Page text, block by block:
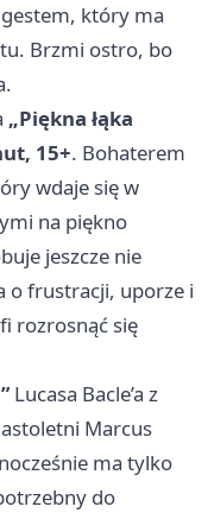
który ma
Brzmi ostro, bo
„Piękna łąka
15+. Bohaterem
wdaje się w
na piękno
jeszcze nie
o frustracji, uporze i
rozrosnąć się
Lucasa Bacle’a z
Marcus
ma tylko
do